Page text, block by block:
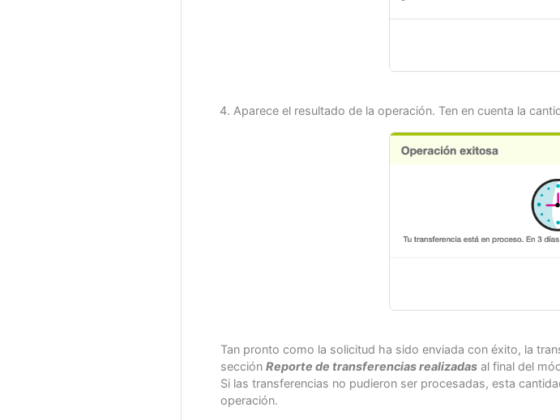
Aparece el resultado de la operación. Ten en cuenta la
Tan pronto como la solicitud ha sido enviada con éxito, la
sección Reporte de transferencias realizadas al final del
Si las transferencias no pudieron ser procesadas, esta
operación.